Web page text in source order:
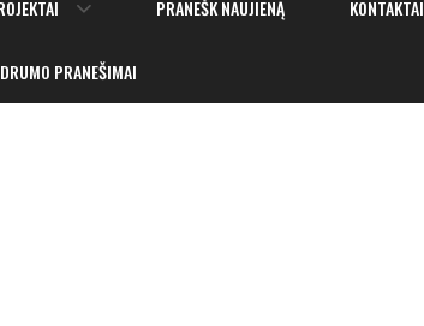
Show
PRANEŠK NAUJIENĄ KONTAKTAI
PRANEŠIMAI